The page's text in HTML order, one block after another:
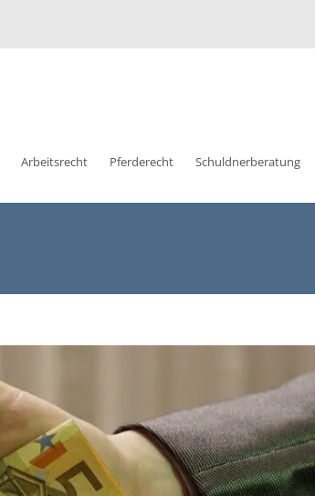
Arbeitsrecht Pferderecht Schuldnerberatung